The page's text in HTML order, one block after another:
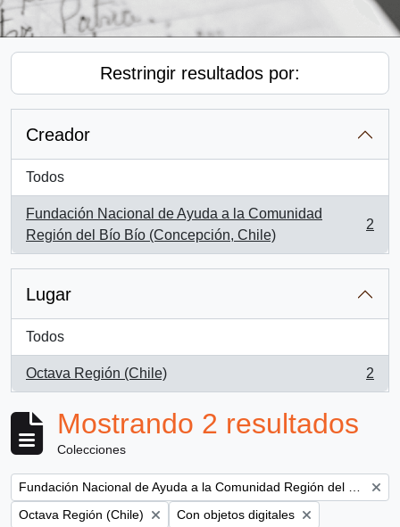
Restringir resultados por:
Creador
Todos
Fundación Nacional de Ayuda a la Comunidad
Región del Bío Bío (Concepción, Chile)
, 2 resultados
2
Lugar
Todos
Octava Región (Chile)
, 2 resultados
2
Mostrando 2 resultados
Colecciones
Remove filter:
Remove filter:
Octava Región (Chile) Remove filter:
Con objetos digitales